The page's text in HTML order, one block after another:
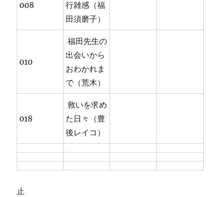
008
行雑感（福
田須磨子）
010
福田先生の
出会いから
おわかれま
で（荒木）
018
救いを求め
た日々（豊
後レイコ）
止